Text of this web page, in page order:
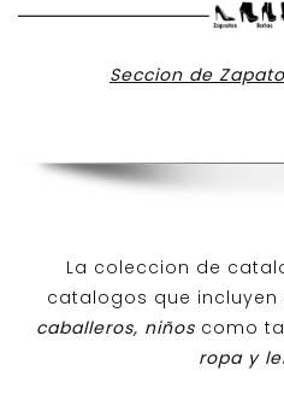
Seccion de
La coleccion de
catalogos que
caballeros, niños como
ropa y